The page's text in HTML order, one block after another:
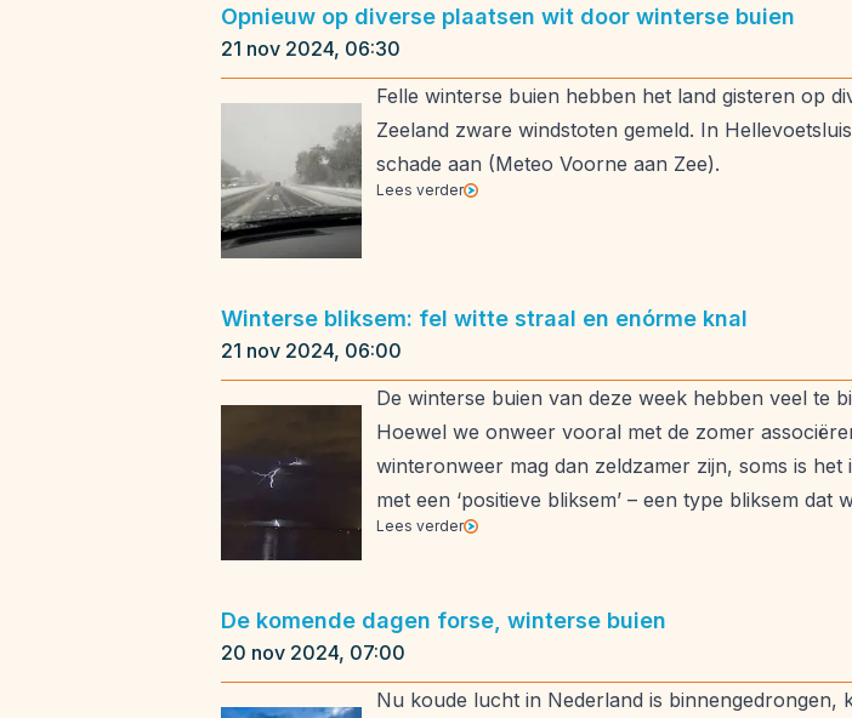
Opnieuw op diverse plaatsen wit door winterse buien
21 nov 2024, 06:30
Felle winterse buien hebben het land gisteren op
Zeeland zware windstoten gemeld. In
schade aan (Meteo Voorne aan Zee).
Lees verder
Winterse bliksem: fel witte straal en enórme knal
21 nov 2024, 06:00
De winterse buien van deze week hebben veel te
Hoewel we onweer vooral met de zomer
winteronweer mag dan zeldzamer zijn, soms is
met een ‘positieve bliksem’ – een type bliksem
Lees verder
De komende dagen forse, winterse buien
20 nov 2024, 07:00
Nu koude lucht in Nederland is binnengedrongen,